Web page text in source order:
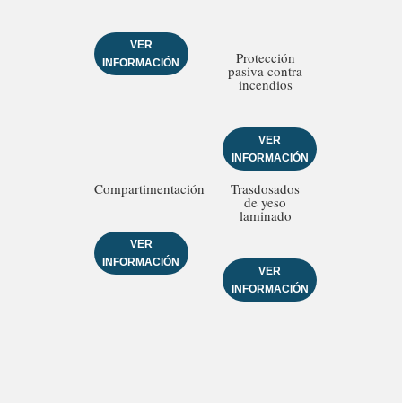
VER
INFORMACIÓN
Protección
pasiva contra
incendios
VER
INFORMACIÓN
Compartimentación
VER
INFORMACIÓN
Trasdosados
de yeso
laminado
VER
INFORMACIÓN